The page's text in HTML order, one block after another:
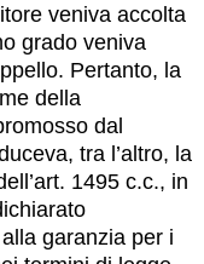
veniva accolta
grado veniva
Pertanto, la
della
dal
tra l’altro, la
1495 c.c., in
garanzia per i